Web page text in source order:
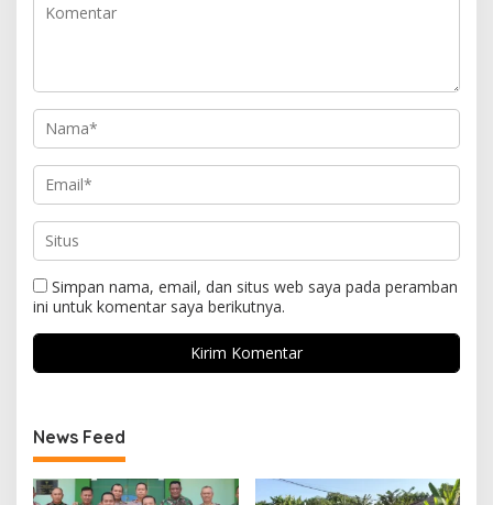
Simpan nama, email, dan situs web saya pada peramban
ini untuk komentar saya berikutnya.
News Feed